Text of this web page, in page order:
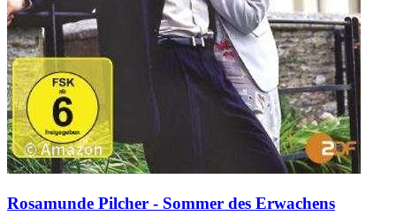
Rosamunde Pilcher - Sommer des Erwachens